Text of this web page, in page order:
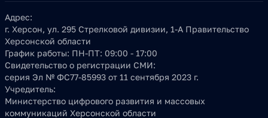
Адрес:
г. Херсон, ул. 295 Стрелковой дивизии, 1-А Правительство
Херсонской области
График работы: ПН-ПТ: 09:00 - 17:00
Свидетельство о регистрации СМИ:
серия Эл № ФС77-85993 от 11 сентября 2023 г.
Учредитель:
Министерство цифрового развития и массовых
коммуникаций Херсонской области